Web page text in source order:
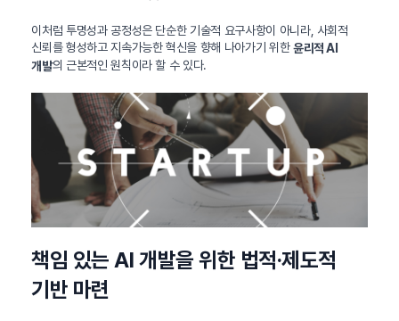
이처럼 투명성과 공정성은 단순한 기술적 요구사항이 아니라, 사회적
신뢰를 형성하고 지속가능한 혁신을 향해 나아가기 위한윤리적 AI
개발의 근본적인 원칙이라 할 수 있다.
책임 있는 AI 개발을 위한 법적·제도적
기반 마련